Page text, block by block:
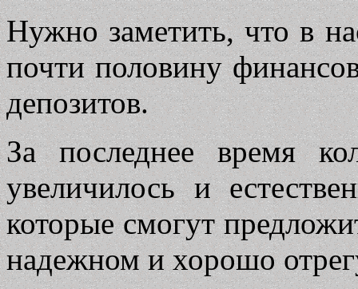
Нужно заметить, что в
почти половину
депозитов.
За последнее время
увеличилось и
которые смогут
надежном и хорошо